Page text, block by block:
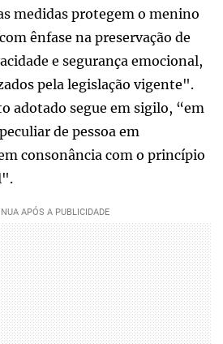
medidas protegem o menino
ênfase na preservação de
e segurança emocional,
pela legislação vigente".
adotado segue em sigilo, “em
de pessoa em
consonância com o princípio